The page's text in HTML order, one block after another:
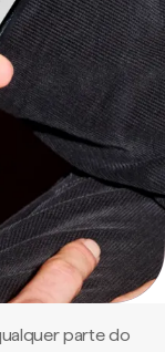
parte do